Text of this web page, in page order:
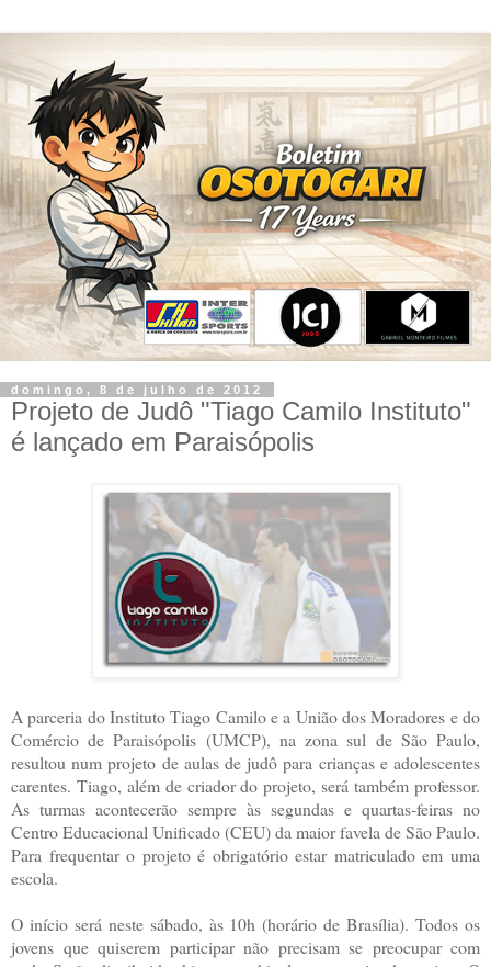
domingo, 8 de julho de 2012
Projeto de Judô "Tiago Camilo Instituto"
é lançado em Paraisópolis
A parceria do Instituto Tiago Camilo e a União dos Moradores e do
Comércio de Paraisópolis (UMCP), na zona sul de São Paulo,
resultou num projeto de aulas de judô para crianças e adolescentes
carentes. Tiago, além de criador do projeto, será também professor.
As turmas acontecerão sempre às segundas e quartas-feiras no
Centro Educacional Unificado (CEU) da maior favela de São Paulo.
Para frequentar o projeto é obrigatório estar matriculado em uma
escola.
O início será neste sábado, às 10h (horário de Brasília). Todos os
jovens que quiserem participar não precisam se preocupar com